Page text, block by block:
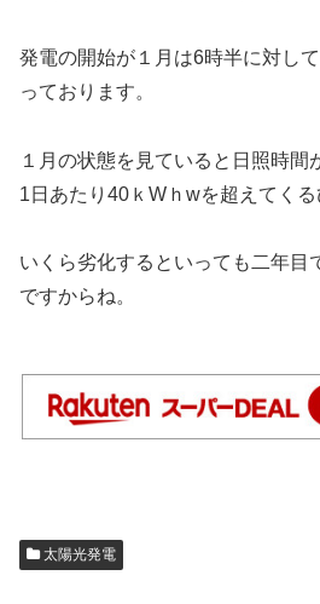
発電の開始が１月は6時半に対し
っております。
１月の状態を見ていると日照時間
1日あたり40ｋWｈwを超えてくる
いくら劣化するといっても二年目
ですからね。
太陽光発電